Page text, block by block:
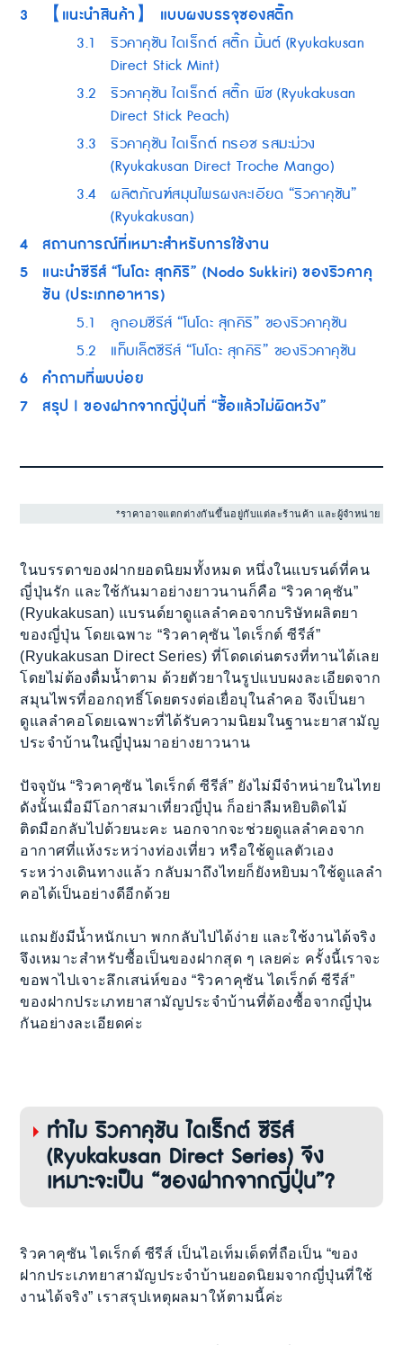
3 【แนะนำสินค้า】 แบบผงบรรจุซองสติ๊ก
3.1
ริวคาคุซัน ไดเร็กต์ สติ๊ก มิ้นต์ (Ryukakusan
Direct Stick Mint)
3.2
ริวคาคุซัน ไดเร็กต์ สติ๊ก พีช (Ryukakusan
Direct Stick Peach)
3.3
ริวคาคุซัน ไดเร็กต์ ทรอช รสมะม่วง
(Ryukakusan Direct Troche Mango)
3.4
ผลิตภัณฑ์สมุนไพรผงละเอียด “ริวคาคุซัน”
(Ryukakusan)
4 สถานการณ์ที่เหมาะสำหรับการใช้งาน
5
แนะนำซีรีส์ “โนโดะ สุกคิริ” (Nodo Sukkiri) ของริวคาคุ
ซัน (ประเภทอาหาร)
5.1
ลูกอมซีรีส์ “โนโดะ สุกคิริ” ของริวคาคุซัน
5.2
แท็บเล็ตซีรีส์ “โนโดะ สุกคิริ” ของริวคาคุซัน
6 คำถามที่พบบ่อย
7 สรุป | ของฝากจากญี่ปุ่นที่ “ซื้อแล้วไม่ผิดหวัง”
*ราคาอาจแตกต่างกันขึ้นอยู่กับแต่ละร้านค้า และผู้จำหน่าย
ในบรรดาของฝากยอดนิยมทั้งหมด หนึ่งในแบรนด์ที่คน
ญี่ปุ่นรัก และใช้กันมาอย่างยาวนานก็คือ “ริวคาคุซัน”
(Ryukakusan) แบรนด์ยาดูแลลำคอจากบริษัทผลิตยา
ของญี่ปุ่น โดยเฉพาะ “ริวคาคุซัน ไดเร็กต์ ซีรีส์”
(Ryukakusan Direct Series) ที่โดดเด่นตรงที่ทานได้เลย
โดยไม่ต้องดื่มน้ำตาม ด้วยตัวยาในรูปแบบผงละเอียดจาก
สมุนไพรที่ออกฤทธิ์โดยตรงต่อเยื่อบุในลำคอ จึงเป็นยา
ดูแลลำคอโดยเฉพาะที่ได้รับความนิยมในฐานะยาสามัญ
ประจำบ้านในญี่ปุ่นมาอย่างยาวนาน
ปัจจุบัน “ริวคาคุซัน ไดเร็กต์ ซีรีส์” ยังไม่มีจำหน่ายในไทย
ดังนั้นเมื่อมีโอกาสมาเที่ยวญี่ปุ่น ก็อย่าลืมหยิบติดไม้
ติดมือกลับไปด้วยนะคะ นอกจากจะช่วยดูแลลำคอจาก
อากาศที่แห้งระหว่างท่องเที่ยว หรือใช้ดูแลตัวเอง
ระหว่างเดินทางแล้ว กลับมาถึงไทยก็ยังหยิบมาใช้ดูแลลำ
คอได้เป็นอย่างดีอีกด้วย
แถมยังมีน้ำหนักเบา พกกลับไปได้ง่าย และใช้งานได้จริง
จึงเหมาะสำหรับซื้อเป็นของฝากสุด ๆ เลยค่ะ ครั้งนี้เราจะ
ขอพาไปเจาะลึกเสน่ห์ของ “ริวคาคุซัน ไดเร็กต์ ซีรีส์”
ของฝากประเภทยาสามัญประจำบ้านที่ต้องซื้อจากญี่ปุ่น
กันอย่างละเอียดค่ะ
ทำไม ริวคาคุซัน ไดเร็กต์ ซีรีส์
(Ryukakusan Direct Series) จึง
เหมาะจะเป็น “ของฝากจากญี่ปุ่น”?
ริวคาคุซัน ไดเร็กต์ ซีรีส์ เป็นไอเท็มเด็ดที่ถือเป็น “ของ
ฝากประเภทยาสามัญประจำบ้านยอดนิยมจากญี่ปุ่นที่ใช้
งานได้จริง” เราสรุปเหตุผลมาให้ตามนี้ค่ะ